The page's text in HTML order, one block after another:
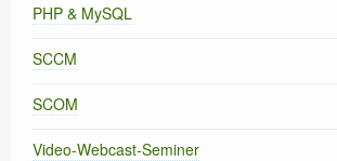
PHP & MySQL
SCCM
SCOM
Video-Webcast-Seminer